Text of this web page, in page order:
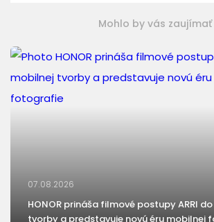
Mohlo by vás zaujímať
07.08.2026
HONOR prináša filmové postupy ARRI
tvorby a predstavuje novú éru mobilnej